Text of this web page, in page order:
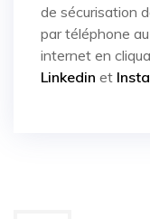
de sécurisation
par téléphone au
internet en
Linkedin et